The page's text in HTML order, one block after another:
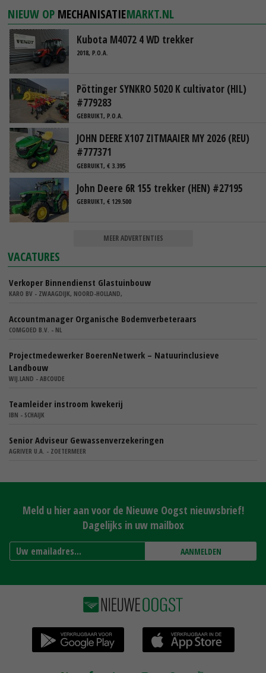
NIEUW OP MECHANISATIEMARKT.NL
Kubota M4072 4 WD trekker
2018, P.O.A.
Pöttinger SYNKRO 5020 K cultivator (HIL)
#779283
GEBRUIKT, P.O.A.
JOHN DEERE X107 ZITMAAIER MY 2026 (REU)
#777371
GEBRUIKT, € 3.395
John Deere 6R 155 trekker (HEN) #27195
GEBRUIKT, € 129.500
MEER ADVERTENTIES
VACATURES
Verkoper Binnendienst Glastuinbouw
KARO BV - ZWAAGDIJK, NOORD-HOLLAND,
Accountmanager Organische Bodemverbeteraars
COMGOED B.V. - NL
Projectmedewerker BoerenNetwerk – Natuurinclusieve
Landbouw
WIJ.LAND - ABCOUDE
Teamleider instroom kwekerij
IBN - SCHAIJK
Senior Adviseur Gewassenverzekeringen
AGRIVER U.A. - ZOETERMEER
Meld u hier aan voor de Nieuwe Oogst nieuwsbrief!
Dagelijks in uw mailbox
AANMELDEN